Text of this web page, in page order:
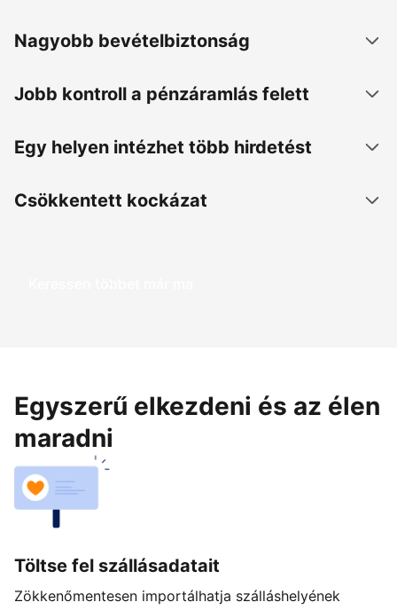
Nagyobb bevételbiztonság
Jobb kontroll a pénzáramlás felett
Egy helyen intézhet több hirdetést
Csökkentett kockázat
Keressen többet már ma
Egyszerű elkezdeni és az élen
maradni
Töltse fel szállásadatait
Zökkenőmentesen importálhatja szálláshelyének